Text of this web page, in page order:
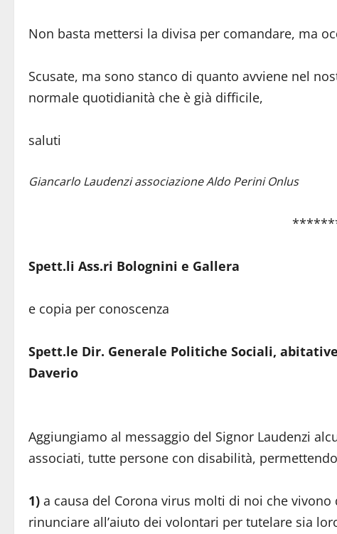
Non basta mettersi la divisa per comandare, ma
Scusate, ma sono stanco di quanto avviene nel
normale quotidianità che è già difficile,
saluti
Giancarlo Laudenzi associazione Aldo Perini Onlus
Spett.li Ass.ri Bolognini e Gallera
e copia per conoscenza
Spett.le Dir. Generale Politiche Sociali,
Daverio
Aggiungiamo al messaggio del Signor Laudenzi
associati, tutte persone con disabilità,
1) a causa del Corona virus molti di noi che
rinunciare all’aiuto dei volontari per tutelare sia